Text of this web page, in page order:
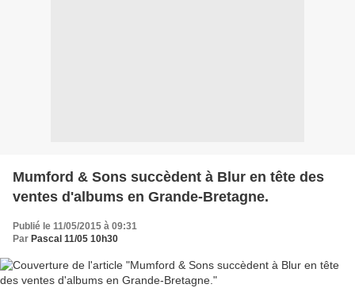
Mumford & Sons succèdent à Blur en tête des
ventes d'albums en Grande-Bretagne.
Publié le 11/05/2015 à 09:31
Par Pascal 11/05 10h30